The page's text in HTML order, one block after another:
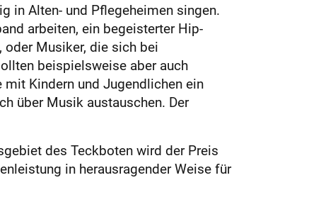
in Alten- und Pflegeheimen singen.
arbeiten, ein begeisterter Hip-
oder Musiker, die sich bei
beispielsweise aber auch
Kindern und Jugendlichen ein
über Musik austauschen. Der
des Teckboten wird der Preis
in herausragender Weise für